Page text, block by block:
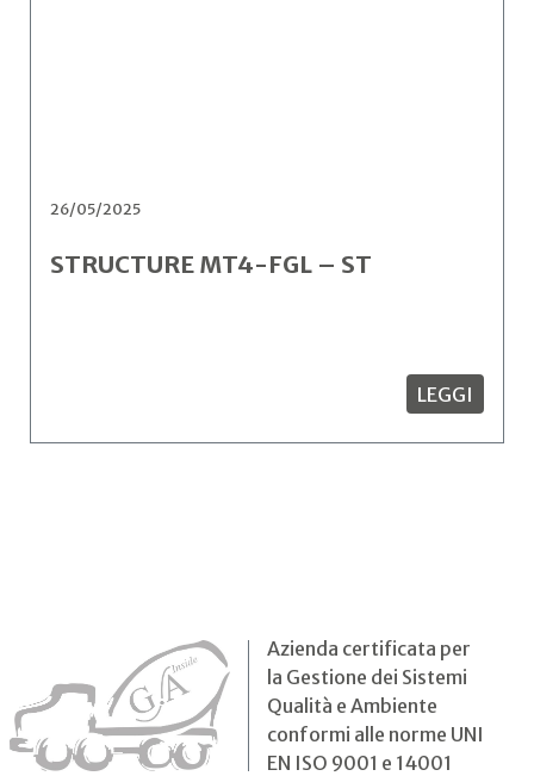
26/05/2025
STRUCTURE MT4-FGL – ST
LEGGI
Azienda certificata per
la Gestione dei Sistemi
Qualità e Ambiente
conformi alle norme UNI
EN ISO 9001 e 14001